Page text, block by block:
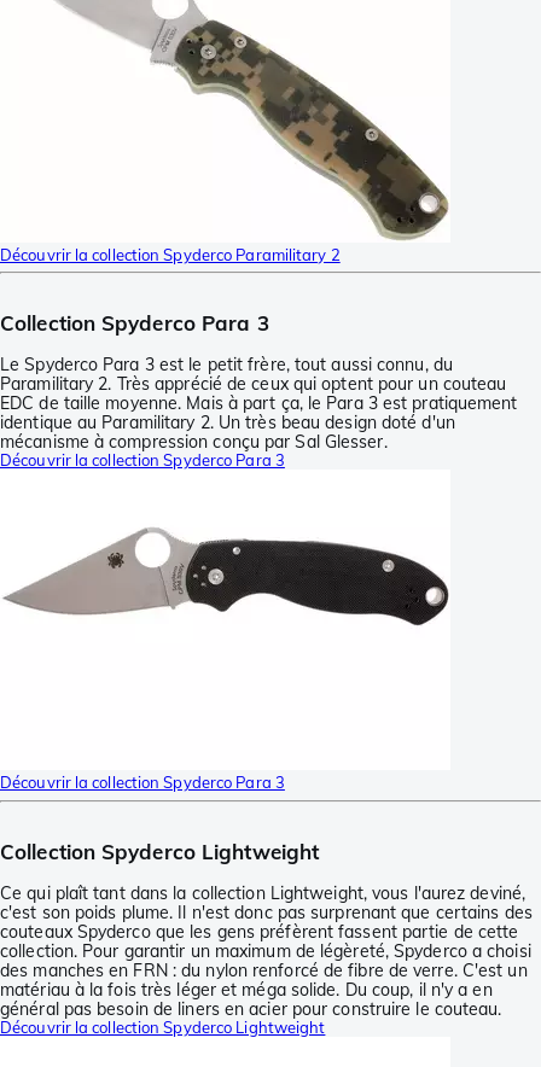
Découvrir la collection Spyderco Paramilitary 2
Collection Spyderco Para 3
Le Spyderco Para 3 est le petit frère, tout aussi connu, du
Paramilitary 2. Très apprécié de ceux qui optent pour un couteau
EDC de taille moyenne. Mais à part ça, le Para 3 est pratiquement
identique au Paramilitary 2. Un très beau design doté d'un
mécanisme à compression conçu par Sal Glesser.
Découvrir la collection Spyderco Para 3
Découvrir la collection Spyderco Para 3
Collection Spyderco Lightweight
Ce qui plaît tant dans la collection Lightweight, vous l'aurez deviné,
c'est son poids plume. Il n'est donc pas surprenant que certains des
couteaux Spyderco que les gens préfèrent fassent partie de cette
collection. Pour garantir un maximum de légèreté, Spyderco a choisi
des manches en FRN : du nylon renforcé de fibre de verre. C'est un
matériau à la fois très léger et méga solide. Du coup, il n'y a en
général pas besoin de liners en acier pour construire le couteau.
Découvrir la collection Spyderco Lightweight